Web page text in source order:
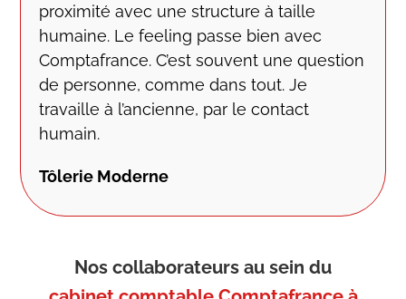
proximité avec une structure à taille
humaine. Le feeling passe bien avec
Comptafrance. C’est souvent une question
de personne, comme dans tout. Je
travaille à l’ancienne, par le contact
humain.
Tôlerie Moderne
Nos collaborateurs au sein du